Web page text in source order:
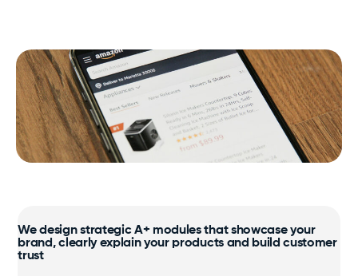
Logistique
Taxes, service à la clientèle multilingue, inventaires et
expédition simplifiés sont la base.
Programmes Amazon certifiés
Soutien Amazon exclusif et optimisation stratégique
de la croissance.
Virox PREempt and PREvail
SamaN
We design strategic A+ modules that showcase your
brand, clearly explain your products and build customer
trust